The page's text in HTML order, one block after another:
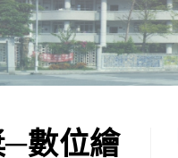
數位繪